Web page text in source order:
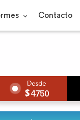
Contacto
4750